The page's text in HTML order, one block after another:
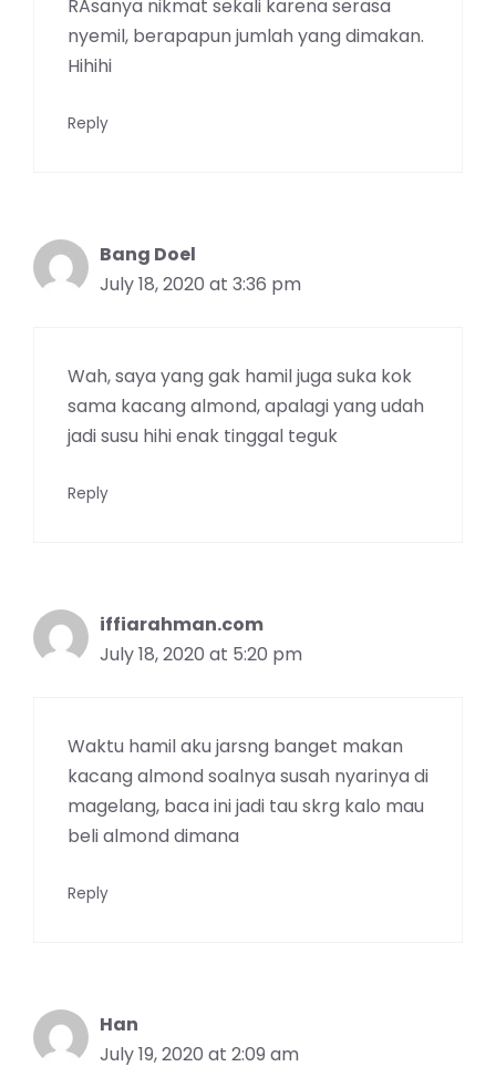
RAsanya nikmat sekali karena serasa
nyemil, berapapun jumlah yang dimakan.
Hihihi
Reply
Bang Doel
July 18, 2020 at 3:36 pm
Wah, saya yang gak hamil juga suka kok
sama kacang almond, apalagi yang udah
jadi susu hihi enak tinggal teguk
Reply
iffiarahman.com
July 18, 2020 at 5:20 pm
Waktu hamil aku jarsng banget makan
kacang almond soalnya susah nyarinya di
magelang, baca ini jadi tau skrg kalo mau
beli almond dimana
Reply
Han
July 19, 2020 at 2:09 am